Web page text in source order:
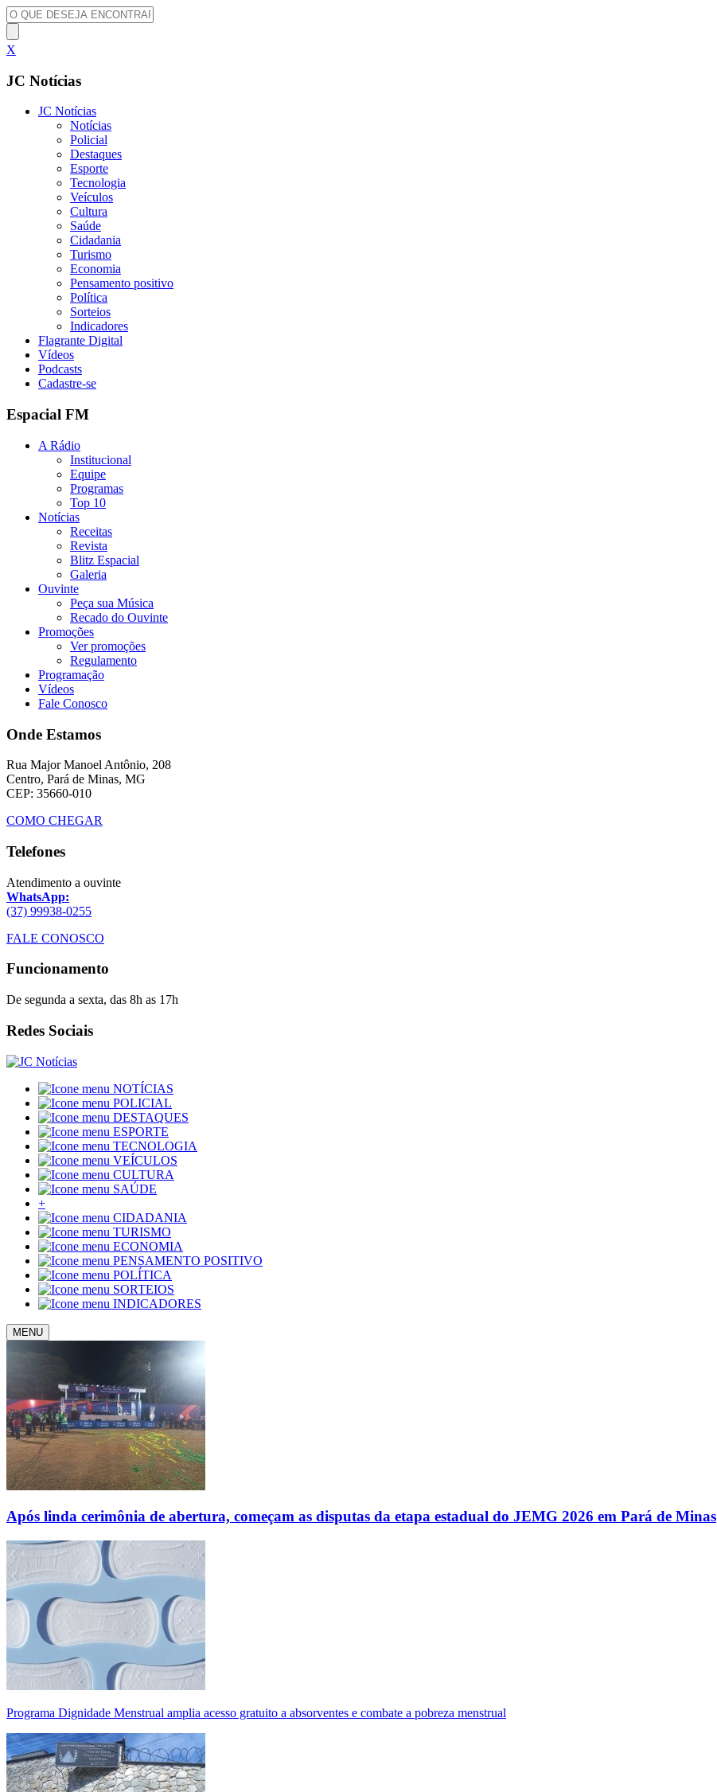
X
JC Notícias
JC Notícias
Notícias
Policial
Destaques
Esporte
Tecnologia
Veículos
Cultura
Saúde
Cidadania
Turismo
Economia
Pensamento positivo
Política
Sorteios
Indicadores
Flagrante Digital
Vídeos
Podcasts
Cadastre-se
Espacial FM
A Rádio
Institucional
Equipe
Programas
Top 10
Notícias
Receitas
Revista
Blitz Espacial
Galeria
Ouvinte
Peça sua Música
Recado do Ouvinte
Promoções
Ver promoções
Regulamento
Programação
Vídeos
Fale Conosco
Onde Estamos
Rua Major Manoel Antônio, 208
Centro, Pará de Minas, MG
CEP: 35660-010
COMO CHEGAR
Telefones
Atendimento a ouvinte
WhatsApp:
(37) 99938-0255
FALE CONOSCO
Funcionamento
De segunda a sexta, das 8h as 17h
Redes Sociais
NOTÍCIAS
POLICIAL
DESTAQUES
ESPORTE
TECNOLOGIA
VEÍCULOS
CULTURA
SAÚDE
+
CIDADANIA
TURISMO
ECONOMIA
PENSAMENTO POSITIVO
POLÍTICA
SORTEIOS
INDICADORES
MENU
Após linda cerimônia de abertura, começam as disputas da etapa estadual do JEMG 2026 em Pará de Minas
Programa Dignidade Menstrual amplia acesso gratuito a absorventes e combate a pobreza menstrual